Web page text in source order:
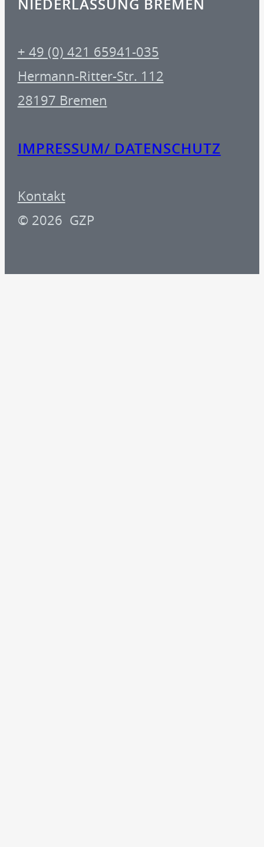
NIEDERLASSUNG BREMEN
+ 49 (0) 421 65941-035
Hermann-Ritter-Str. 112
28197 Bremen
IMPRESSUM/ DATENSCHUTZ
Kontakt
© 2026 GZP